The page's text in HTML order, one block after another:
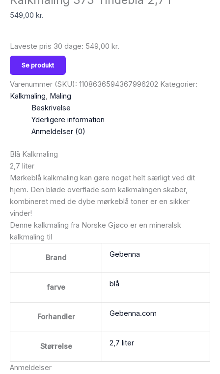
549,00 kr.
Laveste pris 30 dage: 549,00 kr.
Se produkt
Varenummer (SKU): 1108636594367996202 Kategorier:
Kalkmaling, Maling
Beskrivelse
Yderligere information
Anmeldelser (0)
Blå Kalkmaling
2,7 liter
Mørkeblå kalkmaling kan gøre noget helt særligt ved dit
hjem. Den bløde overflade som kalkmalingen skaber,
kombineret med de dybe mørkeblå toner er en sikker
vinder!
Denne kalkmaling fra Norske Gjøco er en mineralsk
kalkmaling til
Brand Gebenna
farve blå
Forhandler Gebenna.com
Størrelse 2,7 liter
Anmeldelser